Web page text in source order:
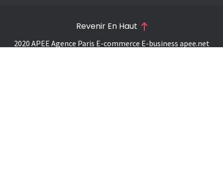
2020 APEE Agence Paris E-commerce E-business apee.net
Revenir En Haut